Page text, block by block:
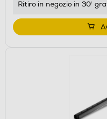
Ritiro in negozio in 30'